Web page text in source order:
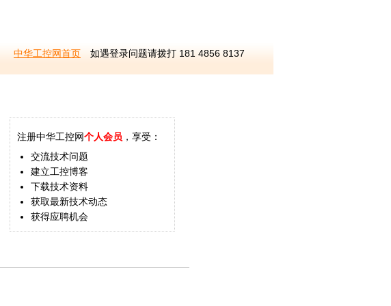
中华工控网首页 如遇登录问题请拨打 181 4856 8137
注册中华工控网个人会员 ，享受：
交流技术问题
建立工控博客
下载技术资料
获取最新技术动态
获得应聘机会